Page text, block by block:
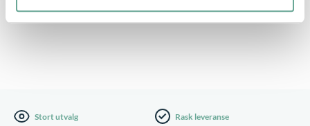
Stort utvalg Rask leveranse